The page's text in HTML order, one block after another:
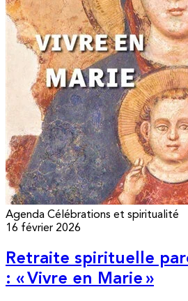
Agenda Célébrations et spiritualité
16 février 2026
Retraite spirituelle
: « Vivre en Marie »